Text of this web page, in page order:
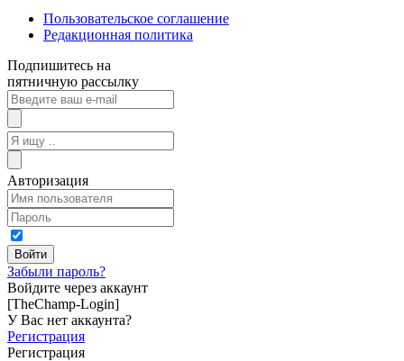
Пользовательское соглашение
Редакционная политика
Подпишитесь на
пятничную рассылку
Авторизация
Забыли пароль?
Войдите через аккаунт
[TheChamp-Login]
У Вас нет аккаунта?
Регистрация
Регистрация